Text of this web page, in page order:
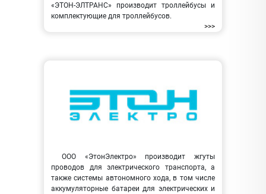
«ЭТОН-ЭЛТРАНС» производит троллейбусы и
комплектующие для троллейбусов.
>>>
ООО «ЭтонЭлектро» производит жгуты
проводов для электрического транспорта, а
также системы автономного хода, в том числе
аккумуляторные батареи для электрических и